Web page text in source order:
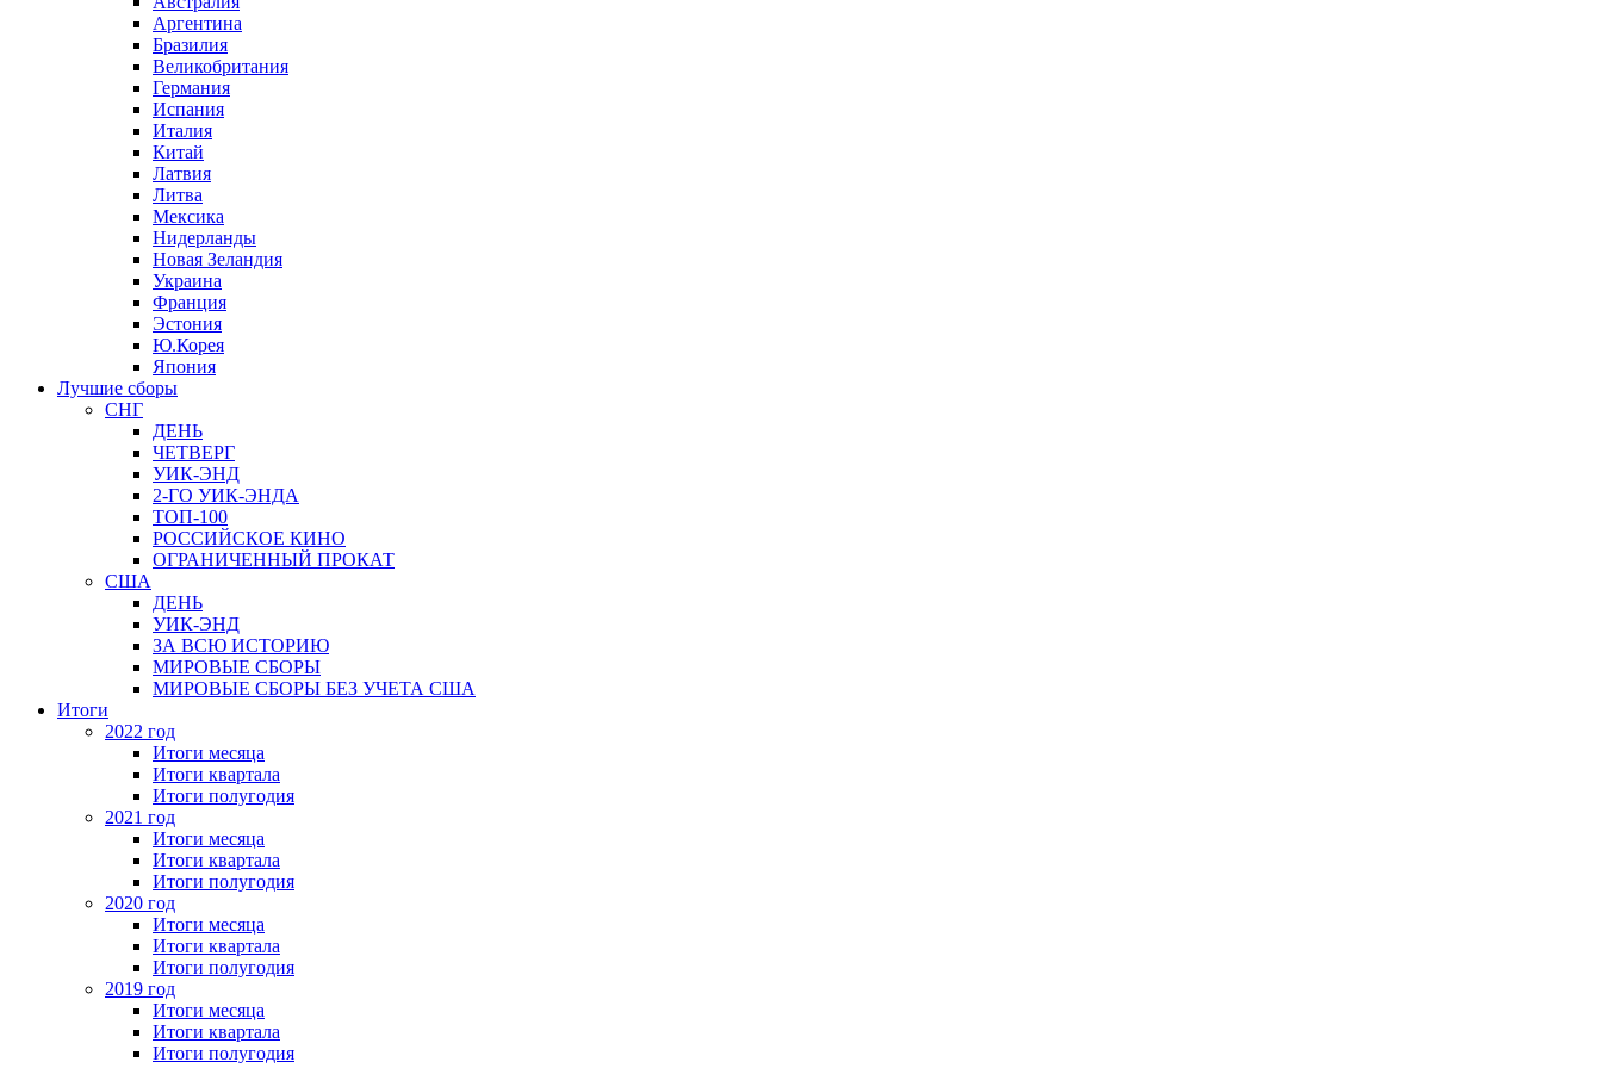
Аргентина
Бразилия
Великобритания
Германия
Испания
Италия
Китай
Латвия
Литва
Мексика
Нидерланды
Новая Зеландия
Украина
Франция
Эстония
Ю.Корея
Япония
Лучшие сборы
СНГ
ДЕНЬ
ЧЕТВЕРГ
УИК-ЭНД
2-ГО УИК-ЭНДА
ТОП-100
РОССИЙСКОЕ КИНО
ОГРАНИЧЕННЫЙ ПРОКАТ
США
ДЕНЬ
УИК-ЭНД
ЗА ВСЮ ИСТОРИЮ
МИРОВЫЕ СБОРЫ
МИРОВЫЕ СБОРЫ БЕЗ УЧЕТА США
Итоги
2022 год
Итоги месяца
Итоги квартала
Итоги полугодия
2021 год
Итоги месяца
Итоги квартала
Итоги полугодия
2020 год
Итоги месяца
Итоги квартала
Итоги полугодия
2019 год
Итоги месяца
Итоги квартала
Итоги полугодия